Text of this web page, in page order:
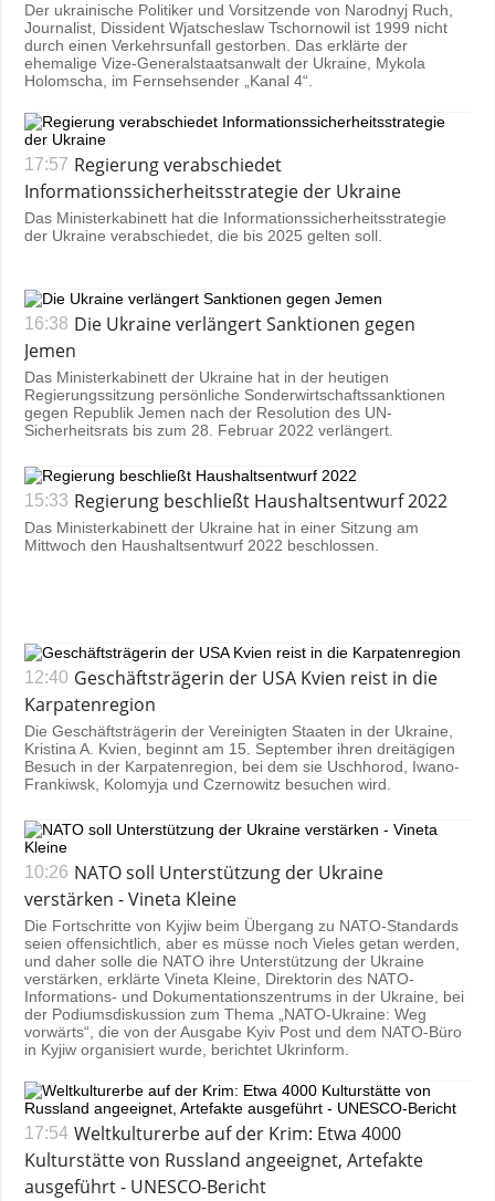
Der ukrainische Politiker und Vorsitzende von Narodnyj Ruch,
Journalist, Dissident Wjatscheslaw Tschornowil ist 1999 nicht
durch einen Verkehrsunfall gestorben. Das erklärte der
ehemalige Vize-Generalstaatsanwalt der Ukraine, Mykola
Holomscha, im Fernsehsender „Kanal 4“.
17:57 Regierung verabschiedet
Informationssicherheitsstrategie der Ukraine
Das Ministerkabinett hat die Informationssicherheitsstrategie
der Ukraine verabschiedet, die bis 2025 gelten soll.
16:38 Die Ukraine verlängert Sanktionen gegen
Jemen
Das Ministerkabinett der Ukraine hat in der heutigen
Regierungssitzung persönliche Sonderwirtschaftssanktionen
gegen Republik Jemen nach der Resolution des UN-
Sicherheitsrats bis zum 28. Februar 2022 verlängert.
15:33 Regierung beschließt Haushaltsentwurf 2022
Das Ministerkabinett der Ukraine hat in einer Sitzung am
Mittwoch den Haushaltsentwurf 2022 beschlossen.
12:40 Geschäftsträgerin der USA Kvien reist in die
Karpatenregion
Die Geschäftsträgerin der Vereinigten Staaten in der Ukraine,
Kristina A. Kvien, beginnt am 15. September ihren dreitägigen
Besuch in der Karpatenregion, bei dem sie Uschhorod, Iwano-
Frankiwsk, Kolomyja und Czernowitz besuchen wird.
10:26 NATO soll Unterstützung der Ukraine
verstärken - Vineta Kleine
Die Fortschritte von Kyjiw beim Übergang zu NATO-Standards
seien offensichtlich, aber es müsse noch Vieles getan werden,
und daher solle die NATO ihre Unterstützung der Ukraine
verstärken, erklärte Vineta Kleine, Direktorin des NATO-
Informations- und Dokumentationszentrums in der Ukraine, bei
der Podiumsdiskussion zum Thema „NATO-Ukraine: Weg
vorwärts“, die von der Ausgabe Kyiv Post und dem NATO-Büro
in Kyjiw organisiert wurde, berichtet Ukrinform.
17:54 Weltkulturerbe auf der Krim: Etwa 4000
Kulturstätte von Russland angeeignet, Artefakte
ausgeführt - UNESCO-Bericht